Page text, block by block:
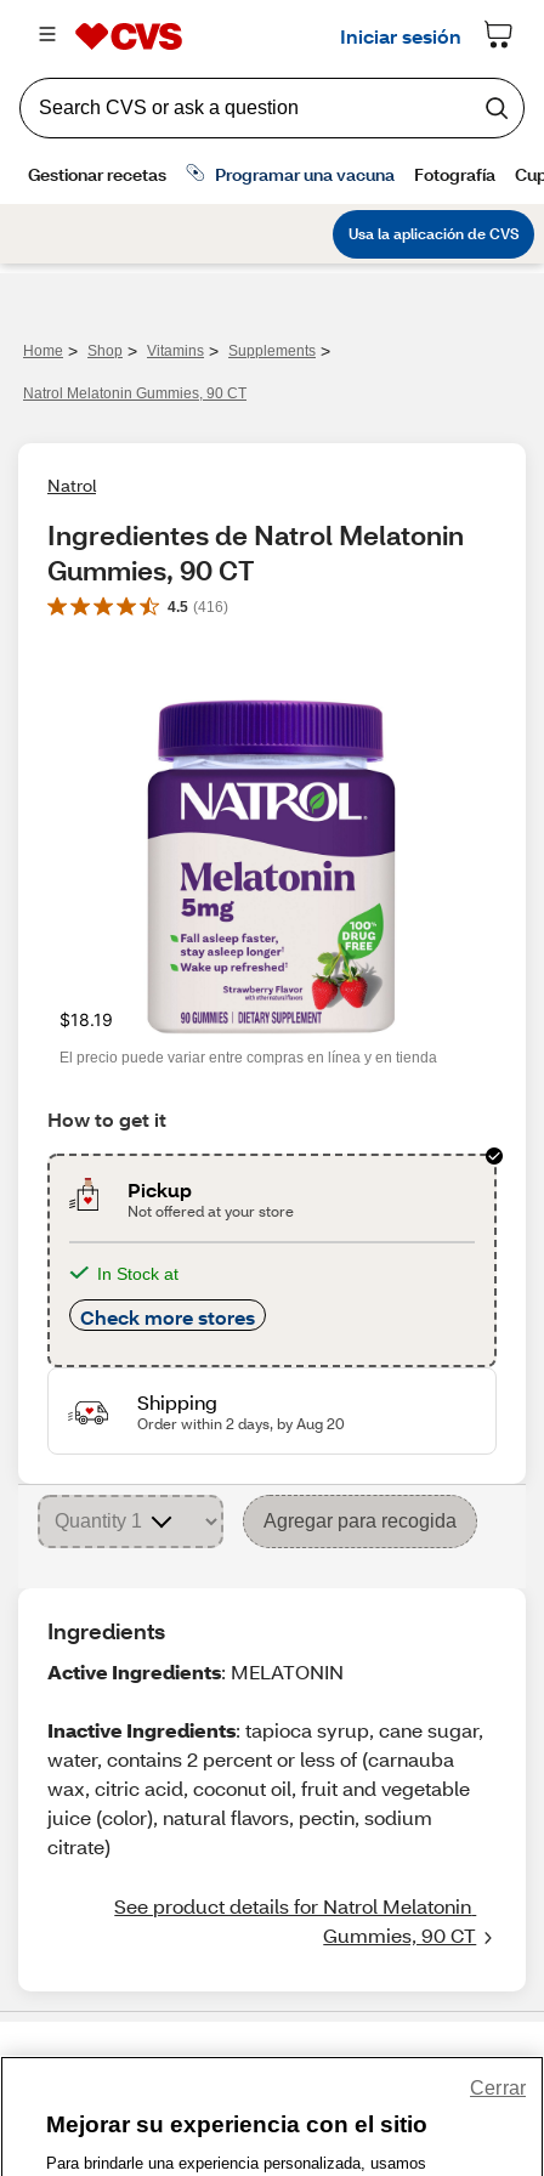
Home > Shop > Vitamins > Supplements >
Natrol Melatonin Gummies, 90 CT
Natrol
Ingredientes de Natrol Melatonin
Gummies, 90 CT
4.5 (416)
$18.19
El precio puede variar entre compras en línea y en tienda
How to get it
Pickup
Not offered at your store
In Stock at
Check more stores
Shipping
Order within 2 days, by Aug 20
Agregar para recogida
Ingredients
Active Ingredients: MELATONIN
Inactive Ingredients: tapioca syrup, cane sugar,
water, contains 2 percent or less of (carnauba
wax, citric acid, coconut oil, fruit and vegetable
juice (color), natural flavors, pectin, sodium
citrate)
See product details for Natrol Melatonin
Gummies, 90 CT
1-800-679-9691 | Contáctenos | Términos de Uso | Accesibilidad
Mejorar su experiencia con el sitio
Para brindarle una experiencia personalizada, usamos
Cerrar